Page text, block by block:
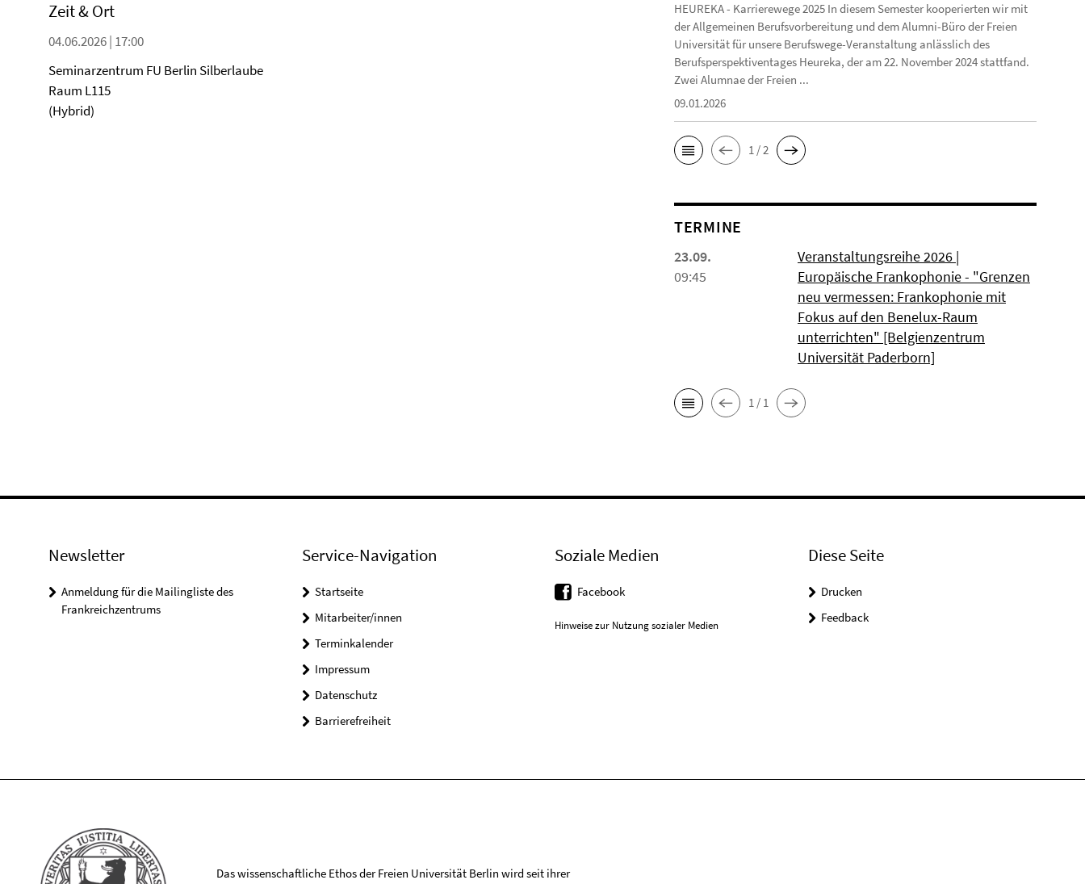
Zeit & Ort
04.06.2026 | 17:00
Seminarzentrum FU Berlin Silberlaube
Raum L115
(Hybrid)
HEUREKA - Karrierewege 2025 In diesem Semester kooperierten wir mit
der Allgemeinen Berufsvorbereitung und dem Alumni-Büro der Freien
Universität für unsere Berufswege-Veranstaltung anlässlich des
Berufsperspektiventages Heureka, der am 22. November 2024 stattfand.
Zwei Alumnae der Freien ...
09.01.2026
1 / 2
TERMINE
23.09.
09:45
Veranstaltungsreihe 2026 |
Europäische Frankophonie - "Grenzen
neu vermessen: Frankophonie mit
Fokus auf den Benelux-Raum
unterrichten" [Belgienzentrum
Universität Paderborn]
1 / 1
Newsletter
Anmeldung für die Mailingliste des
Frankreichzentrums
Service-Navigation
Startseite
Mitarbeiter/innen
Terminkalender
Impressum
Datenschutz
Barrierefreiheit
Soziale Medien
Facebook
Hinweise zur Nutzung sozialer Medien
Diese Seite
Drucken
Feedback
Das wissenschaftliche Ethos der Freien Universität Berlin wird seit ihrer